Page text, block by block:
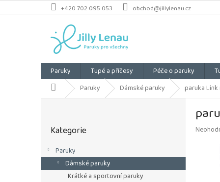
Přejít
na
+420 702 095 053 obchod@jillylenau.cz
Paruky Tupé a příčesy Péče o paruky
Domů Paruky Dámské paruky paruka
P
a
n
kategorie
Kategorie
Paruky
Dámské paruky
Krátké a sportovní paruky